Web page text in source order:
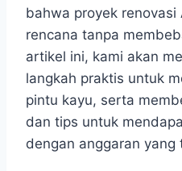
bahwa proyek
rencana tanpa
artikel ini, kami akan
langkah praktis untuk
pintu kayu, serta
dan tips untuk
dengan anggaran yang